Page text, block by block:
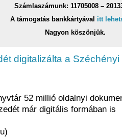
Számlaszámunk: 11705008 –
A támogatás bankkártyával itt
Nagyon köszönjük.
digitalizálta a
52 millió oldalnyi
már digitális formában is